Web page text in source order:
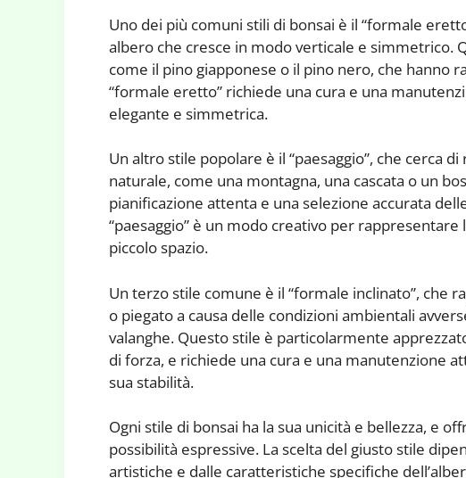
Uno dei più comuni stili di bonsai è il “formale
albero che cresce in modo verticale e simmetrico.
come il pino giapponese o il pino nero, che hanno
“formale eretto” richiede una cura e una
elegante e simmetrica.
Un altro stile popolare è il “paesaggio”, che cerca
naturale, come una montagna, una cascata o un
pianificazione attenta e una selezione accurata
“paesaggio” è un modo creativo per rappresentare
piccolo spazio.
Un terzo stile comune è il “formale inclinato”, che
o piegato a causa delle condizioni ambientali
valanghe. Questo stile è particolarmente
di forza, e richiede una cura e una manutenzione
sua stabilità.
Ogni stile di bonsai ha la sua unicità e bellezza, e
possibilità espressive. La scelta del giusto stile
artistiche e dalle caratteristiche specifiche